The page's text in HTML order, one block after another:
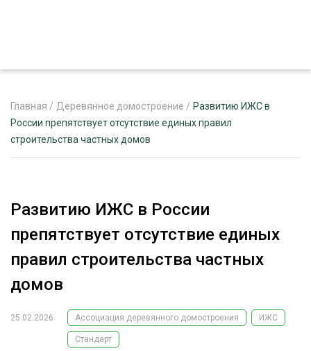
ЖУРНАЛ «ЛЕСНОЙ КОМПЛЕКС»
РЕКЛАМОДАТЕЛЯМ
ЛЕСНОЕ ХОЗЯЙСТВО
ОБРАБОТКА ДРЕВЕСИНЫ
ЭКСПЕРТНОЕ МНЕНИЕ
Главная / Деревянное домостроение / Развитию ИЖС в
России препятствует отсутствие единых правил
строительства частных домов
Развитию ИЖС в России
препятствует отсутствие единых
правил строительства частных
домов
25.02.2026 Ассоциация деревянного домостроения ИЖС
Стандарт